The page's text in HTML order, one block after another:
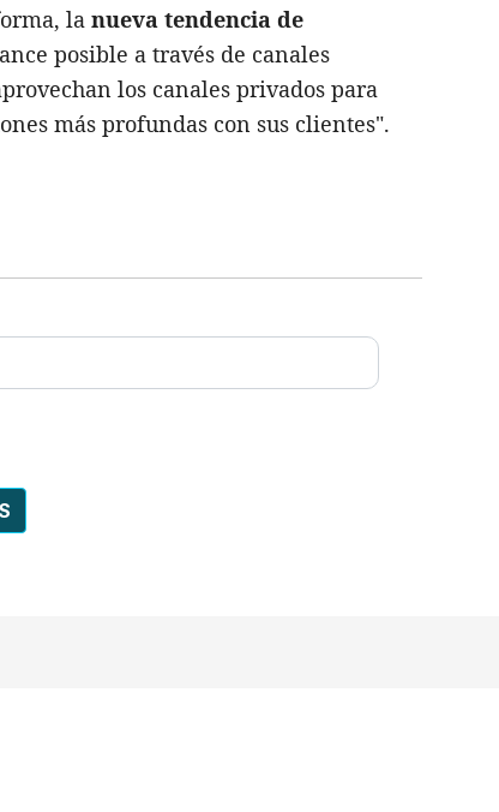
la nueva tendencia de
posible a través de canales
los canales privados para
más profundas con sus clientes".